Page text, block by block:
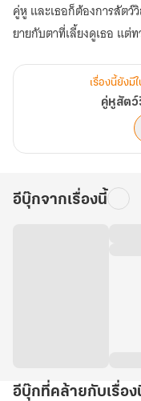
คู่หู และเธอก็ต้องการสัตว์
ยายกับตาที่เลี้ยงดูเธอ แ
เรื่องนี้ยังมี
คู่หูสัต
อีบุ๊กจากเรื่องนี้
อีบุ๊กที่คล้ายกับเรื่อง